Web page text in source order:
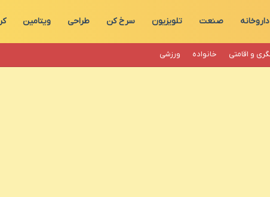
داروخانه صنعت تلویزیون سرخ کن طراحی ویتامین
و اقامتی خانواده ورزشی